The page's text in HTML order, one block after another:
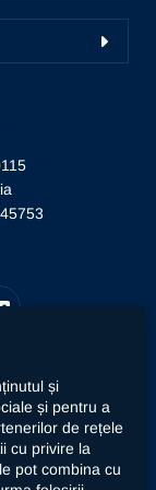
prelucrează
respectiv
și
și pentru a
de rețele
cu privire la
pot combina cu